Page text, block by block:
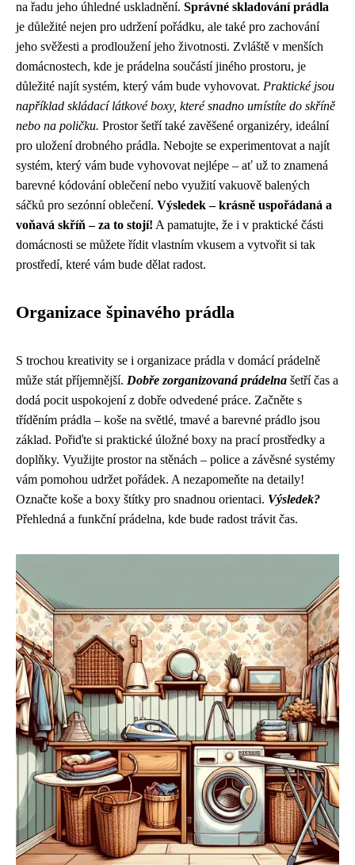
na řadu jeho úhledné uskladnění. Správné skladování prádla
je důležité nejen pro udržení pořádku, ale také pro zachování
jeho svěžesti a prodloužení jeho životnosti. Zvláště v menších
domácnostech, kde je prádelna součástí jiného prostoru, je
důležité najít systém, který vám bude vyhovovat. Praktické jsou
například skládací látkové boxy, které snadno umístíte do skříně
nebo na poličku. Prostor šetří také zavěšené organizéry, ideální
pro uložení drobného prádla. Nebojte se experimentovat a najít
systém, který vám bude vyhovovat nejlépe – ať už to znamená
barevné kódování oblečení nebo využití vakuově balených
sáčků pro sezónní oblečení. Výsledek – krásně uspořádaná a
voňavá skříň – za to stojí! A pamatujte, že i v praktické části
domácnosti se můžete řídit vlastním vkusem a vytvořit si tak
prostředí, které vám bude dělat radost.
Organizace špinavého prádla
S trochou kreativity se i organizace prádla v domácí prádelně
může stát příjemnější. Dobře zorganizovaná prádelna šetří čas a
dodá pocit uspokojení z dobře odvedené práce. Začněte s
tříděním prádla – koše na světlé, tmavé a barevné prádlo jsou
základ. Pořiďte si praktické úložné boxy na prací prostředky a
doplňky. Využijte prostor na stěnách – police a závěsné systémy
vám pomohou udržet pořádek. A nezapomeňte na detaily!
Označte koše a boxy štítky pro snadnou orientaci. Výsledek?
Přehledná a funkční prádelna, kde bude radost trávit čas.